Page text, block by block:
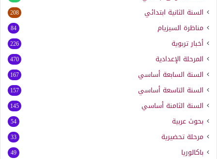
السنة الثانية ابتدائي 208
مناظرة السيزيام 84
أخبار تربوية 226
المرحلة الإعدادية 470
السنة السابعة أساسي 167
السنة التاسعة أساسي 157
السنة الثامنة أساسي 145
بحوث عربية 54
مرحلة تحضيرية 33
باكالوريا 49